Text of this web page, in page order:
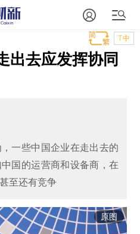
T中
出去应发挥协同
一些中国企业在走出去的
国的运营商和设备商，在
至还有竞争
原图